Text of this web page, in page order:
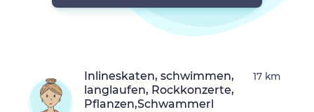
Inlineskaten, schwimmen,
langlaufen, Rockkonzerte,
Pflanzen,Schwammerl
17 km